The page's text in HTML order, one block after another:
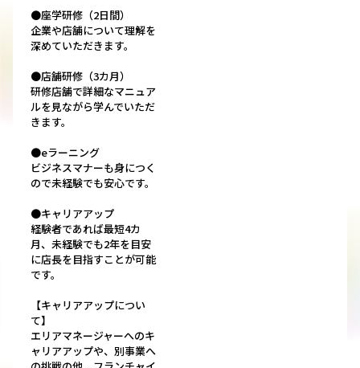
●座学研修（2日間）
企業や店舗について理解を
深めていただきます。
●店舗研修（3カ月）
研修店舗で詳細なマニュア
ルを見ながら学んでいただ
きます。
●eラーニング
ビジネスマナーも身につく
ので未経験でも安心です。
●キャリアアップ
経験者であれば最短4カ
月、未経験でも2年を目安
に店長を目指すことが可能
です。
【キャリアアップについ
て】
エリアマネージャーへのキ
ャリアアップや、別事業へ